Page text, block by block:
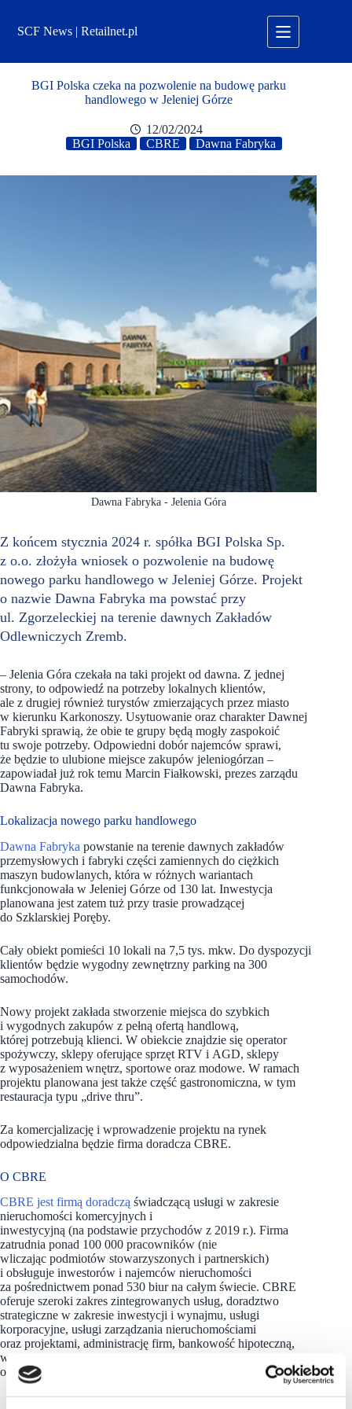
treściSCF News | Retailnet.pl
BGI Polska czeka na pozwolenie na budowę parku
handlowego w Jeleniej Górze
12/02/2024
BGI Polska
CBRE Dawna Fabryka
Dawna Fabryka - Jelenia Góra
Z końcem stycznia 2024 r. spółka BGI Polska Sp.
z o.o. złożyła wniosek o pozwolenie na budowę
nowego parku handlowego w Jeleniej Górze. Projekt
o nazwie Dawna Fabryka ma powstać przy
ul. Zgorzeleckiej na terenie dawnych Zakładów
Odlewniczych Zremb.
– Jelenia Góra czekała na taki projekt od dawna. Z jednej
strony, to odpowiedź na potrzeby lokalnych klientów,
ale z drugiej również turystów zmierzających przez miasto
w kierunku Karkonoszy. Usytuowanie oraz charakter Dawnej
Fabryki sprawią, że obie te grupy będą mogły zaspokoić
tu swoje potrzeby. Odpowiedni dobór najemców sprawi,
że będzie to ulubione miejsce zakupów jeleniogórzan –
zapowiadał już rok temu Marcin Fiałkowski, prezes zarządu
Dawna Fabryka.
Lokalizacja nowego parku handlowego
Dawna Fabryka powstanie na terenie dawnych zakładów
przemysłowych i fabryki części zamiennych do ciężkich
maszyn budowlanych, która w różnych wariantach
funkcjonowała w Jeleniej Górze od 130 lat. Inwestycja
planowana jest zatem tuż przy trasie prowadzącej
do Szklarskiej Poręby.
Cały obiekt pomieści 10 lokali na 7,5 tys. mkw. Do dyspozycji
klientów będzie wygodny zewnętrzny parking na 300
samochodów.
Nowy projekt zakłada stworzenie miejsca do szybkich
i wygodnych zakupów z pełną ofertą handlową,
której potrzebują klienci. W obiekcie znajdzie się operator
spożywczy, sklepy oferujące sprzęt RTV i AGD, sklepy
z wyposażeniem wnętrz, sportowe oraz modowe. W ramach
projektu planowana jest także część gastronomiczna, w tym
restauracja typu „drive thru”.
Za komercjalizację i wprowadzenie projektu na rynek
odpowiedzialna będzie firma doradcza CBRE.
O CBRE
CBRE jest firmą doradczą świadczącą usługi w zakresie
nieruchomości komercyjnych i
inwestycyjną (na podstawie przychodów z 2019 r.). Firma
zatrudnia ponad 100 000 pracowników (nie
wliczając podmiotów stowarzyszonych i partnerskich)
i obsługuje inwestorów i najemców nieruchomości
za pośrednictwem ponad 530 biur na całym świecie. CBRE
oferuje szeroki zakres zintegrowanych usług, doradztwo
strategiczne w zakresie inwestycji i wynajmu, usługi
korporacyjne, usługi zarządzania nieruchomościami
oraz projektami, administrację firm, bankowość hipoteczną,
wyceny, usługi deweloperskie, usługi zarządzania inwestycjami
oraz usługi konsultingowe i analityczne.